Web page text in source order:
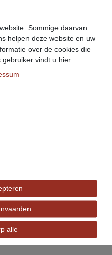
Sommige daarvan
helpen deze website en uw
over de cookies die
vindt u hier:
alle